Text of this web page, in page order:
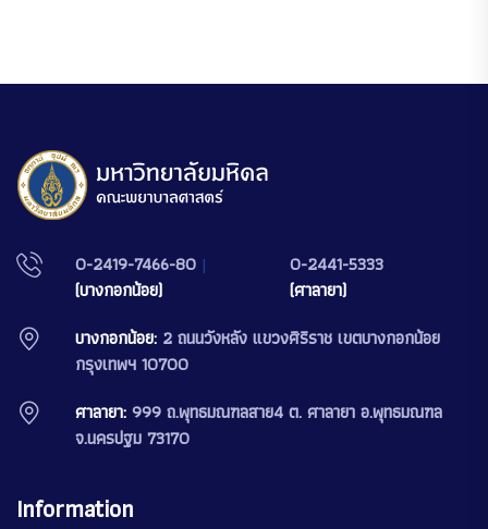
0-2419-7466-80 |
(บางกอกน้อย)
0-2441-5333
(ศาลายา)
บางกอกน้อย: 2 ถนนวังหลัง แขวงศิริราช เขตบางกอกน้อย
กรุงเทพฯ 10700
ศาลายา: 999 ถ.พุทธมณฑลสาย4 ต. ศาลายา อ.พุทธมณฑล
จ.นครปฐม 73170
Information